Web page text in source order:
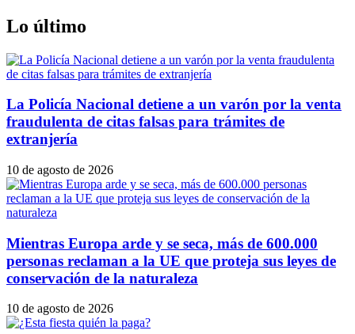
Lo último
La Policía Nacional detiene a un varón por la venta
fraudulenta de citas falsas para trámites de
extranjería
10 de agosto de 2026
Mientras Europa arde y se seca, más de 600.000
personas reclaman a la UE que proteja sus leyes de
conservación de la naturaleza
10 de agosto de 2026